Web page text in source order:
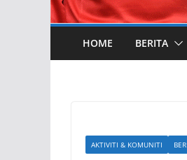
HOME BERITA
AKTIVITI & KOMUNITI